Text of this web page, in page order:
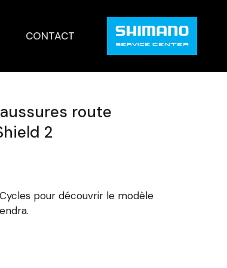
CONTACT
route
2
pour découvrir le modèle